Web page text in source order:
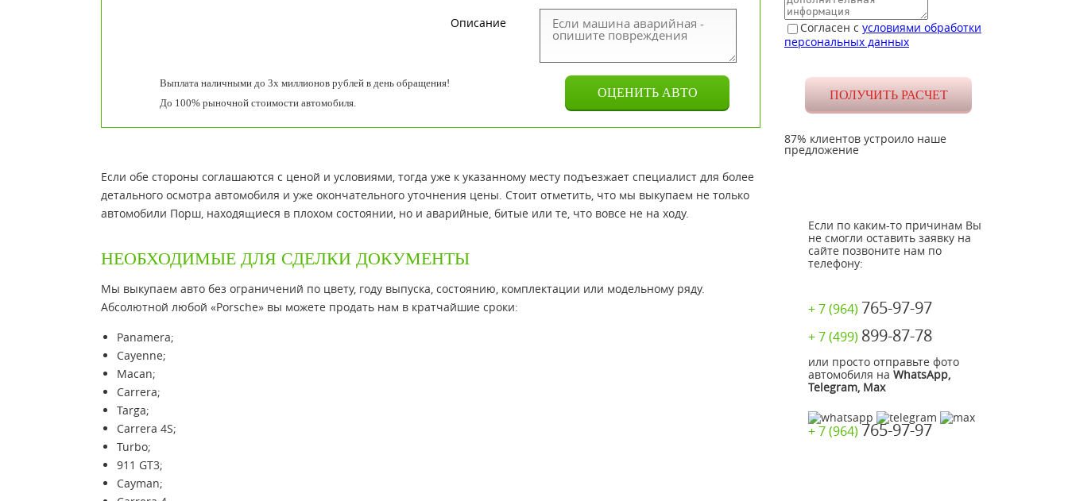
Согласен с условиями обработки
персональных данных
87% клиентов устроило наше
предложение
Если по каким-то причинам Вы
не смогли оставить заявку на
сайте позвоните нам по
телефону:
+ 7 (964) 765-97-97
+ 7 (499) 899-87-78
или просто отправьте фото
автомобиля на WhatsApp,
Telegram, Max
+ 7 (964) 765-97-97
Описание
Выплата наличными до 3х миллионов рублей в день обращения!
До 100% рыночной стоимости автомобиля.
Если обе стороны соглашаются с ценой и условиями, тогда уже к указанному месту подъезжает специалист для более
детального осмотра автомобиля и уже окончательного уточнения цены. Стоит отметить, что мы выкупаем не только
автомобили Порш, находящиеся в плохом состоянии, но и аварийные, битые или те, что вовсе не на ходу.
НЕОБХОДИМЫЕ ДЛЯ СДЕЛКИ ДОКУМЕНТЫ
Мы выкупаем авто без ограничений по цвету, году выпуска, состоянию, комплектации или модельному ряду.
Абсолютной любой «Porsche» вы можете продать нам в кратчайшие сроки:
Panamera;
Cayenne;
Macan;
Carrera;
Targa;
Carrera 4S;
Turbo;
911 GT3;
Cayman;